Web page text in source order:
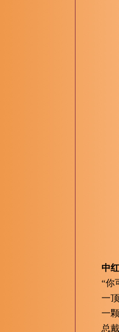
中
“你
一顶
一颗
总戴